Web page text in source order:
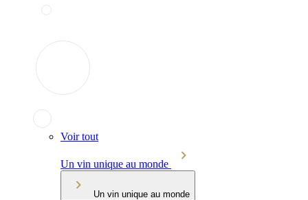
Voir tout
Un vin unique au monde
Un vin unique au monde